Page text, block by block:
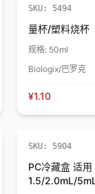
SKU: 5494
量杯/塑料烧杯
规格: 50ml
Biologix/巴罗克
¥1.10
SKU: 5904
PC冷藏盒 适用
1.5/2.0mL/